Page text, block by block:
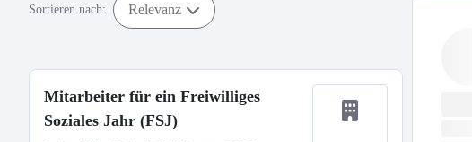
Sortieren nach: Relevanz
Mitarbeiter für ein Freiwilliges
Soziales Jahr (FSJ)